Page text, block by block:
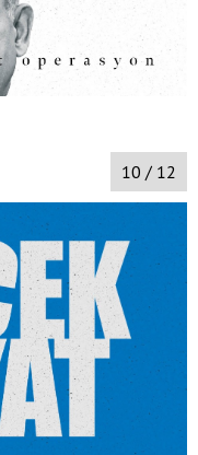
10 / 12